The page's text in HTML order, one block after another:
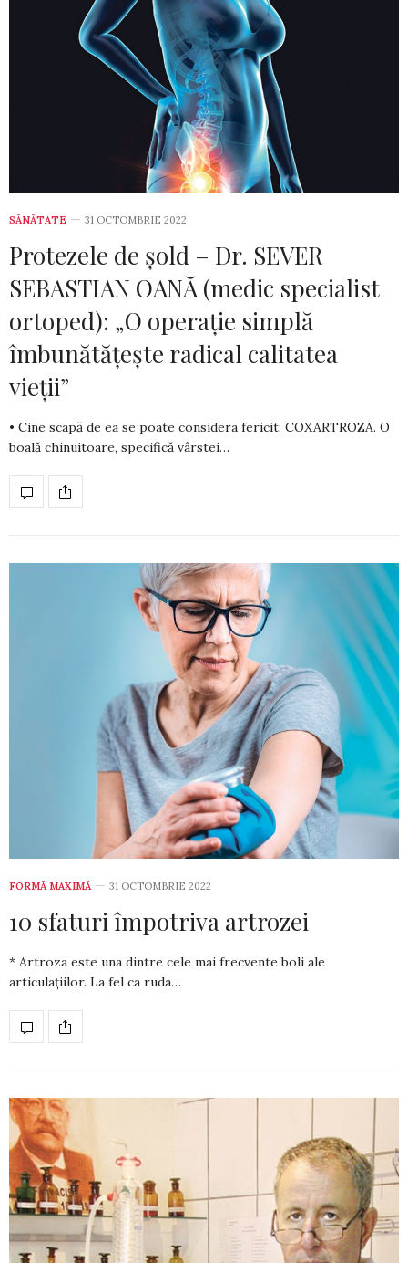
SĂNĂTATE 31 OCTOMBRIE 2022
Protezele de șold – Dr. SEVER
SEBASTIAN OANĂ (medic specialist
ortoped): „O operație simplă
îmbunătățește radical calitatea
vieții”
• Cine scapă de ea se poate considera fericit: COXARTROZA. O
boală chinuitoare, specifică vârstei…
FORMĂ MAXIMĂ 31 OCTOMBRIE 2022
10 sfaturi împotriva artrozei
* Artroza este una dintre cele mai frecvente boli ale
articulațiilor. La fel ca ruda…